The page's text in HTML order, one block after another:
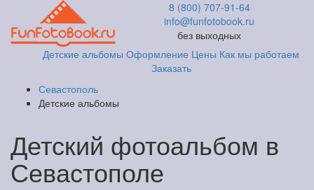
8 (800) 707-91-64
info@funfotobook.ru
без выходных
Детские альбомы Оформление Цены Как мы работаем
Заказать
Севастополь
Детские альбомы
Детский фотоальбом в
Севастополе